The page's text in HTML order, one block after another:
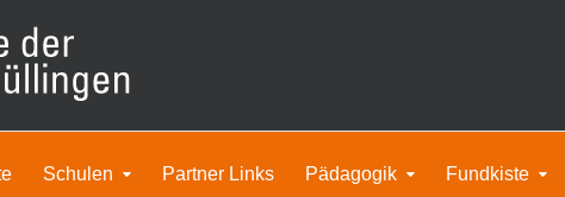
Schulen Partner Links Pädagogik Fundkiste